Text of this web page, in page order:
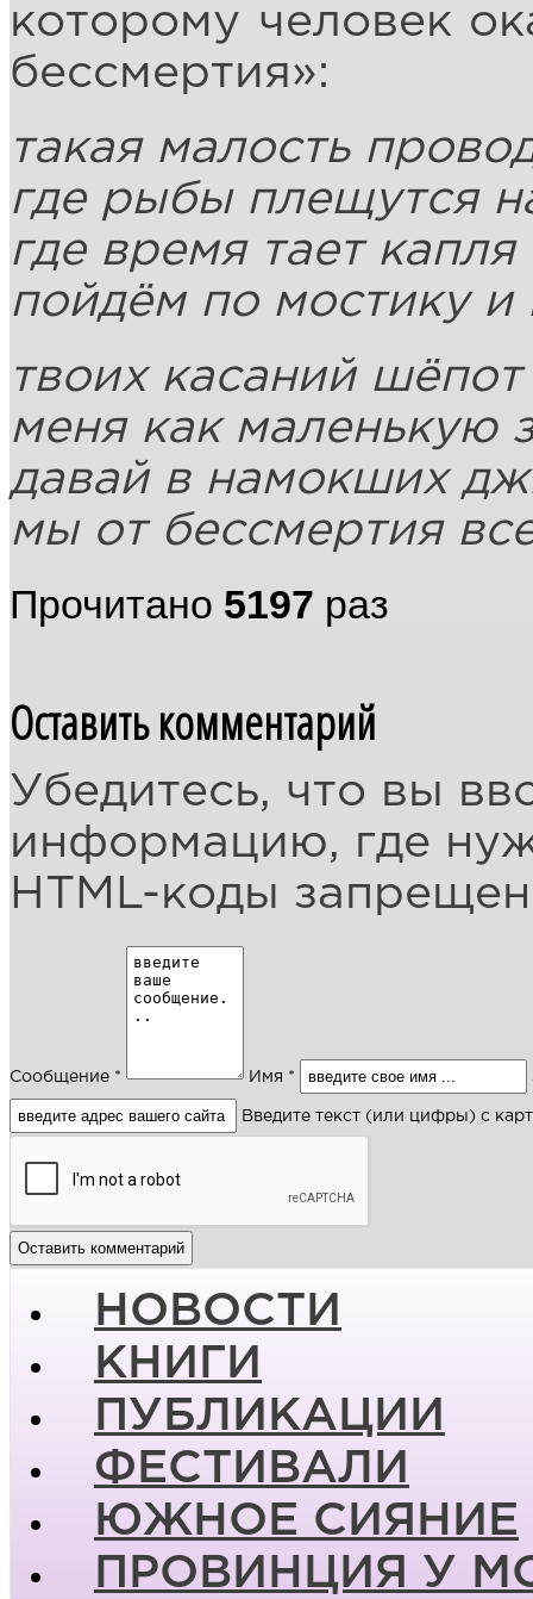
которому человек
бессмертия»:
такая малость
где рыбы плещутся
где время тает
пойдём по мостику
твоих касаний
меня как маленькую
давай в намокших
мы от бессмертия
Прочитано 5197 раз
Оставить комментарий
Убедитесь, что вы
информацию, где
HTML-коды
Сообщение * Имя *
Введите текст (или цифры) с
НОВОСТИ
КНИГИ
ПУБЛИКАЦИИ
ФЕСТИВАЛИ
ЮЖНОЕ СИЯНИЕ
ПРОВИНЦИЯ У